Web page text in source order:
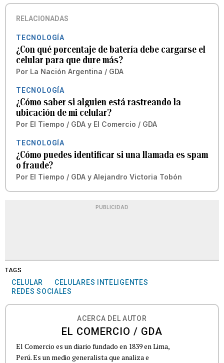
RELACIONADAS
TECNOLOGÍA
¿Con qué porcentaje de batería debe cargarse el
celular para que dure más?
Por La Nación Argentina / GDA
TECNOLOGÍA
¿Cómo saber si alguien está rastreando la
ubicación de mi celular?
Por El Tiempo / GDA y El Comercio / GDA
TECNOLOGÍA
¿Cómo puedes identificar si una llamada es spam
o fraude?
Por El Tiempo / GDA y Alejandro Victoria Tobón
PUBLICIDAD
TAGS
CELULAR
CELULARES INTELIGENTES
REDES SOCIALES
ACERCA DEL AUTOR
EL COMERCIO / GDA
El Comercio es un diario fundado en 1839 en Lima,
Perú. Es un medio generalista que analiza e